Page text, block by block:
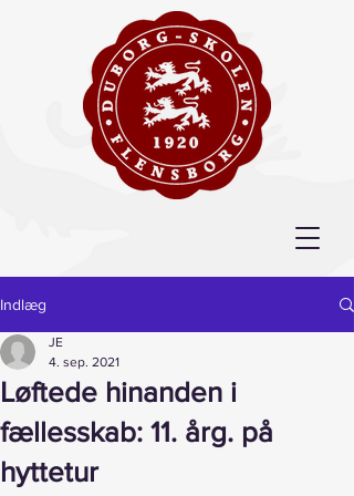
Indlæg
Løftede hinanden i
fællesskab: 11. årg. på
hyttetur
JE
4. sep. 2021